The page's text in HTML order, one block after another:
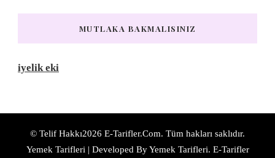
MUTLAKA BAKMALISINIZ
iyelik eki
© Telif Hakkı2026 E-Tarifler.Com. Tüm hakları saklıdır.
Yemek Tarifleri | Developed ByYemek Tarifleri. E-Tarifler